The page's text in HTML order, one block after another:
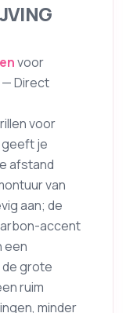
voor
— Direct
voor
geeft je
afstand
van
aan; de
accent
een
grote
ruim
minder